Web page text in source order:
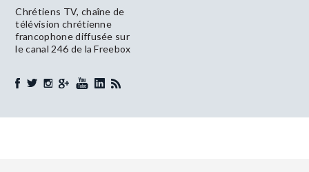
Chrétiens TV, chaîne de
télévision chrétienne
francophone diffusée sur
le canal 246 de la Freebox